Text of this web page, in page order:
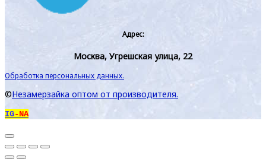
Адрес:
Москва, Угрешская улица, 22
Обработка персональных данных.
©Незамерзайка оптом от производителя.
IG-NA